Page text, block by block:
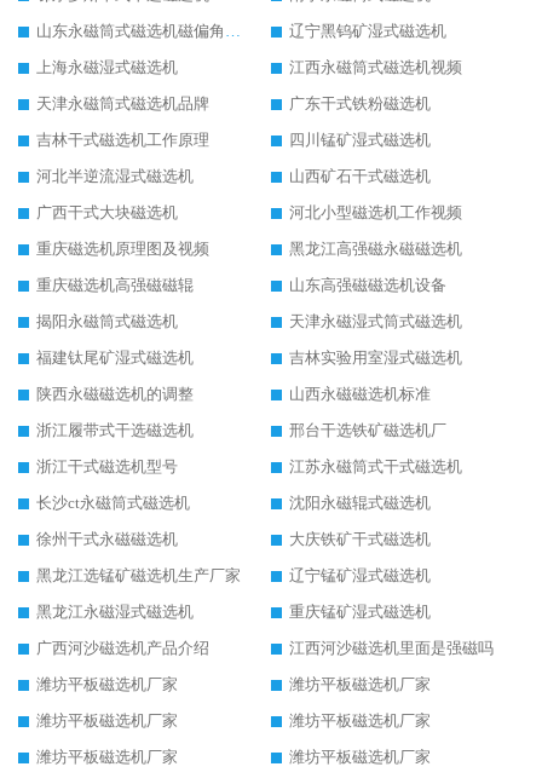
山东永磁筒式磁选机磁偏角怎么调整
辽宁黑钨矿湿式磁选机
上海永磁湿式磁选机
江西永磁筒式磁选机视频
天津永磁筒式磁选机品牌
广东干式铁粉磁选机
吉林干式磁选机工作原理
四川锰矿湿式磁选机
河北半逆流湿式磁选机
山西矿石干式磁选机
广西干式大块磁选机
河北小型磁选机工作视频
重庆磁选机原理图及视频
黑龙江高强磁永磁磁选机
重庆磁选机高强磁磁辊
山东高强磁磁选机设备
揭阳永磁筒式磁选机
天津永磁湿式筒式磁选机
福建钛尾矿湿式磁选机
吉林实验用室湿式磁选机
陕西永磁磁选机的调整
山西永磁磁选机标准
浙江履带式干选磁选机
邢台干选铁矿磁选机厂
浙江干式磁选机型号
江苏永磁筒式干式磁选机
长沙ct永磁筒式磁选机
沈阳永磁辊式磁选机
徐州干式永磁磁选机
大庆铁矿干式磁选机
黑龙江选锰矿磁选机生产厂家
辽宁锰矿湿式磁选机
黑龙江永磁湿式磁选机
重庆锰矿湿式磁选机
广西河沙磁选机产品介绍
江西河沙磁选机里面是强磁吗
潍坊平板磁选机厂家
潍坊平板磁选机厂家
潍坊平板磁选机厂家
潍坊平板磁选机厂家
潍坊平板磁选机厂家
潍坊平板磁选机厂家